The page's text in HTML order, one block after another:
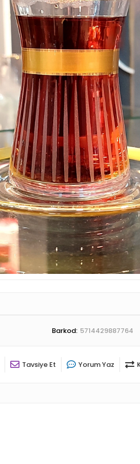
Barkod: 5714429887764
Tavsiye Et Yorum Yaz